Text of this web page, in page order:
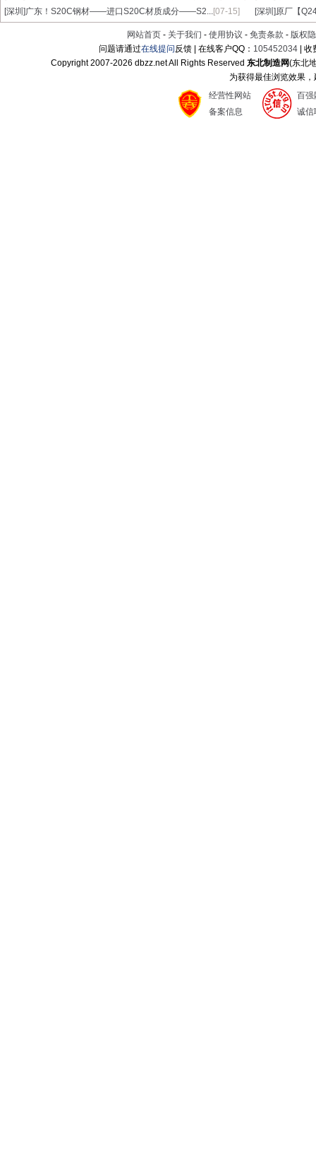
[深圳]广东！S20C钢材——进口S20C材质成分——S2...[07-15] [深圳]原厂【
网站首页 - 关于我们 - 使用协议 - 免责条款 - 版权
问题请通过在线提问反馈 | 在线客户QQ： 105452034 |
Copyright 2007-2026 dbzz.net All Rights Reserved东北制造网(东北
为获得最佳浏览效果
经营性网站
备案信息
百强
诚信